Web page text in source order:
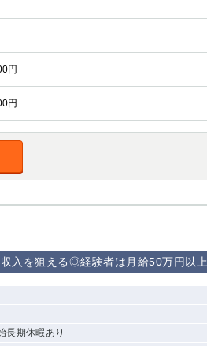
円
円
入を狙える◎経験者は月給50万円以上
期休暇あり